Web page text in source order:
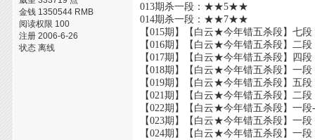
金钱 1350544 RMB
阅读权限 100
注册 2006-6-26
状态 离线
013期杀一段：★★5★★
014期杀一段：★★7★★
【015期】【白云★今年错五杀段】七段
【016期】【白云★今年错五杀段】二
【017期】【白云★今年错五杀段】四段
【018期】【白云★今年错五杀段】一段
【019期】【白云★今年错五杀段】五段
【021期】【白云★今年错五杀段】二段
【022期】【白云★今年错五杀段】一段
【023期】【白云★今年错五杀段】一段
【024期】【白云★今年错五杀段】一段